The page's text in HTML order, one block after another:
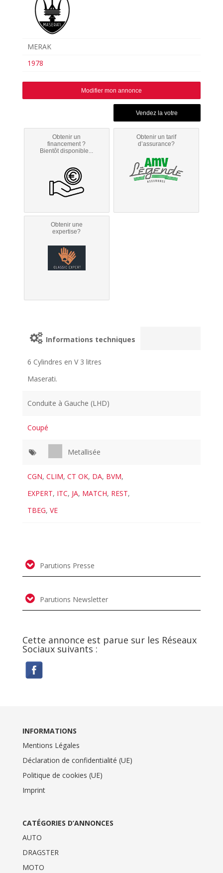
MERAK
1978
Modifier mon annonce
Obtenir un
financement ?
Bientôt disponible...
Obtenir un tarif
d’assurance?
Obtenir une
expertise?
Informations techniques
6 Cylindres en V 3 litres
Maserati.
Conduite à Gauche (LHD)
Coupé
Metallisée
CGN,CLIM,CT OK, DA, BVM,
EXPERT, ITC, JA, MATCH, REST,
TBEG,VE
Parutions Presse
Parutions Newsletter
Cette annonce est parue sur les Réseaux
Sociaux suivants :
INFORMATIONS
Mentions Légales
Déclaration de confidentialité (UE)
Politique de cookies (UE)
Imprint
CATÉGORIES D’ANNONCES
AUTO
DRAGSTER
MOTO